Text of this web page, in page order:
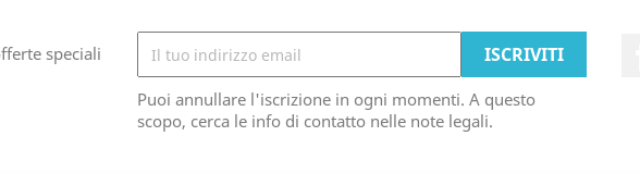
speciali
Puoi annullare l'iscrizione in ogni momenti. A questo
scopo, cerca le info di contatto nelle note legali.